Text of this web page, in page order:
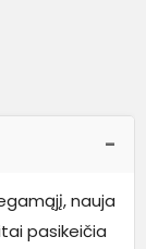
nauja
pasikeičia